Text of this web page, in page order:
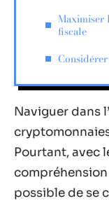
Maximiser
fiscale
Naviguer dans
Pourtant, avec
possible de se